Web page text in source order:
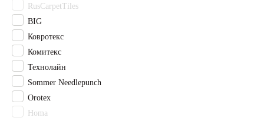
RusCarpetTiles
BIG
Ковротекс
Комитекс
Технолайн
Sommer Needlepunch
Orotex
Homa